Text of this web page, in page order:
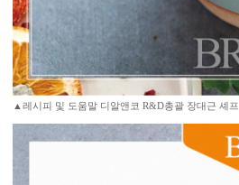
▲레시피 및 도움말 디알앤코 R&D총괄 장대근 셰프